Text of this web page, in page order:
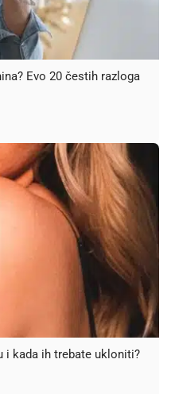
Evo 20 čestih razloga
i kada ih trebate ukloniti?